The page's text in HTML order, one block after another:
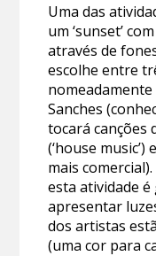
Uma das
um ‘sunset’
através de
escolhe entre
nomeadamente
Sanches
tocará canções
(‘house music’)
mais
esta atividade
apresentar
dos artistas
(uma cor para